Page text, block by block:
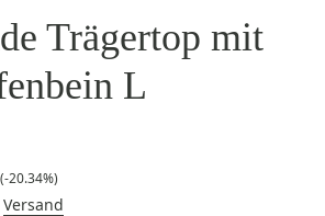
Trägertop mit
L
(-20.34%)
Versand